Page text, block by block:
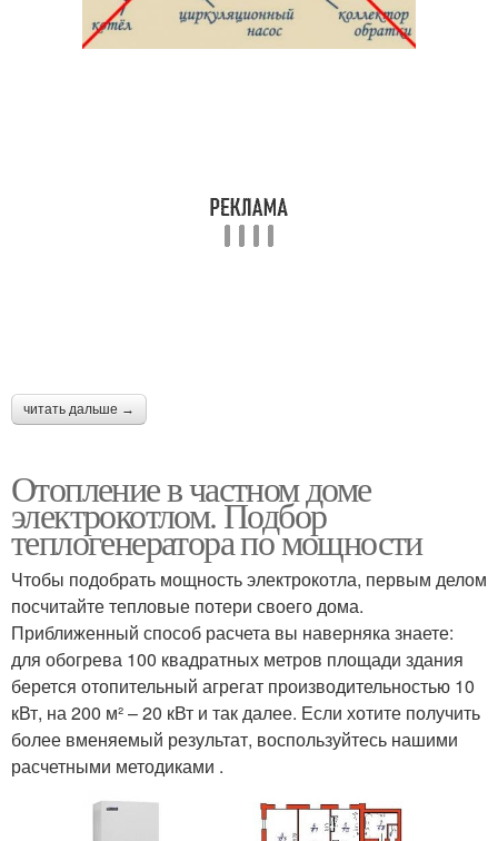
читать дальше →
Отопление в частном доме
электрокотлом. Подбор
теплогенератора по мощности
Чтобы подобрать мощность электрокотла, первым делом
посчитайте тепловые потери своего дома.
Приближенный способ расчета вы наверняка знаете:
для обогрева 100 квадратных метров площади здания
берется отопительный агрегат производительностью 10
кВт, на 200 м² – 20 кВт и так далее. Если хотите получить
более вменяемый результат, воспользуйтесь нашими
расчетными методиками .